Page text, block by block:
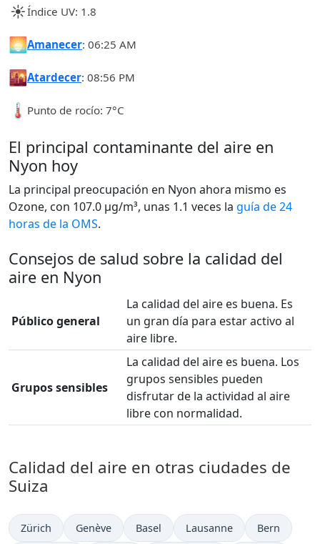
☀️Índice UV: 1.8
🌅Amanecer: 06:25 AM
🌇Atardecer: 08:56 PM
🌡️ Punto de rocío: 7°C
El principal contaminante del aire en
Nyon hoy
La principal preocupación en Nyon ahora mismo es
Ozone, con 107.0 µg/m³, unas 1.1 veces la guía de 24
horas de la OMS.
Consejos de salud sobre la calidad del
aire en Nyon
Público general
La calidad del aire es buena. Es
un gran día para estar activo al
aire libre.
Grupos sensibles
La calidad del aire es buena. Los
grupos sensibles pueden
disfrutar de la actividad al aire
libre con normalidad.
Calidad del aire en otras ciudades de
Suiza
Zürich Genève Basel Lausanne Bern